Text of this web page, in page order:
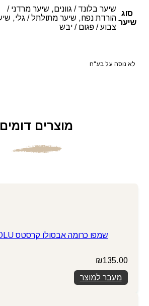
סוג
שיער
שיער בלונד / גוונים, שיער מרדני /
הורדת נפח, שיער מתולתל / גלי,
צבוע / פגום / יבש
לא נוסה על בע"ח
מוצרים דומים
שמפו כרומה אבסולו קרסטס CHROMA ABSOLU
₪135.00
מעבר למוצר